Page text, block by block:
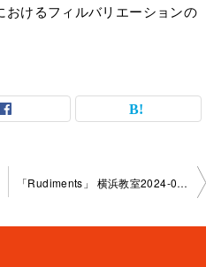
けるフィルバリエーションの
「Rudiments」 横浜教室2024-08-08-no0009-1031